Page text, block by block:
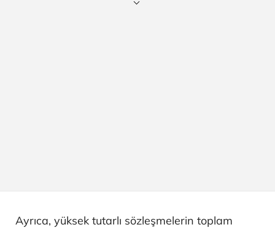
Ayrıca, yüksek tutarlı sözleşmelerin toplam